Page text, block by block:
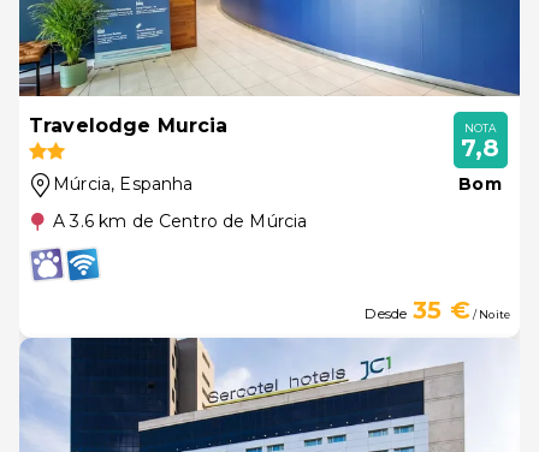
Travelodge Murcia
Múrcia, Espanha
A 3.6 km de Centro de Múrcia
NOTA
7,8
Bom
Desde 35 €/ Noite